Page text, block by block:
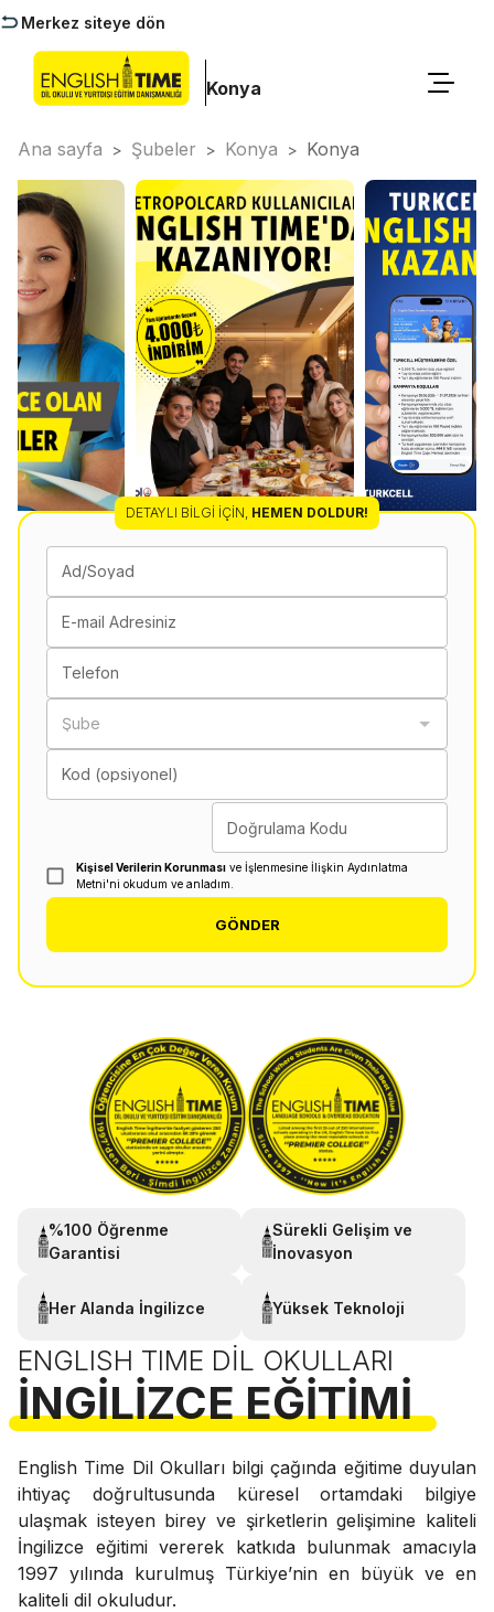
Merkez siteye dön
Konya
Ana sayfa > Şubeler > Konya > Konya
DETAYLI BILGI İÇIN, HEMEN DOLDUR!
Ad/Soyad
E-mail Adresiniz
Telefon
Şube
Kod (opsiyonel)
Doğrulama Kodu
Kişisel Verilerin Korunması ve İşlenmesine İlişkin Aydınlatma
Metni'ni okudum ve anladım.
GÖNDER
%100 Öğrenme
Garantisi
Sürekli Gelişim ve
İnovasyon
Her Alanda İngilizce Yüksek Teknoloji
ENGLISH TIME DIL OKULLARI
İNGILIZCE EĞITIMI
English Time Dil Okulları bilgi çağında eğitime duyulan
ihtiyaç doğrultusunda küresel ortamdaki bilgiye
ulaşmak isteyen birey ve şirketlerin gelişimine kaliteli
İngilizce eğitimi vererek katkıda bulunmak amacıyla
1997 yılında kurulmuş Türkiye’nin en büyük ve en
kaliteli dil okuludur.